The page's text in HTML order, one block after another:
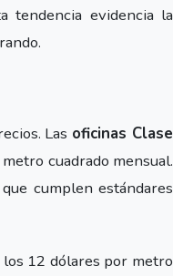
tendencia evidencia la
Las oficinas Clase
cuadrado mensual.
cumplen estándares
12 dólares por metro